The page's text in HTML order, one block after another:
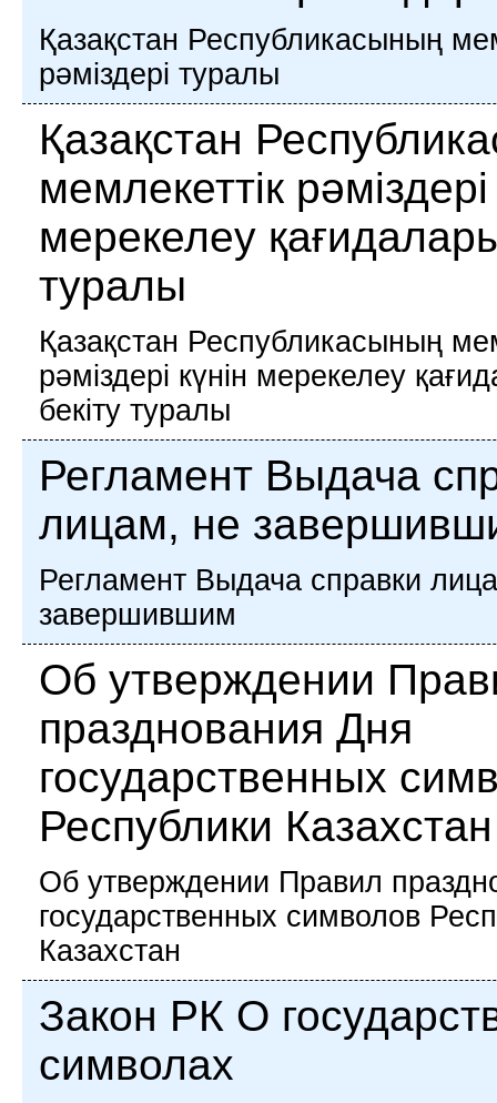
Қазақстан Республикасының
рәміздері туралы
Қазақстан
мемлекеттік рәміздері
мерекелеу
туралы
Қазақстан Республикасының
рәміздері күнін мерекелеу
бекіту туралы
Регламент Выдача
лицам, не
Регламент Выдача справки
завершившим
Об утверждении
празднования Дня
государственных
Республики Казахстан
Об утверждении Правил
государственных символов
Казахстан
Закон РК О
символах